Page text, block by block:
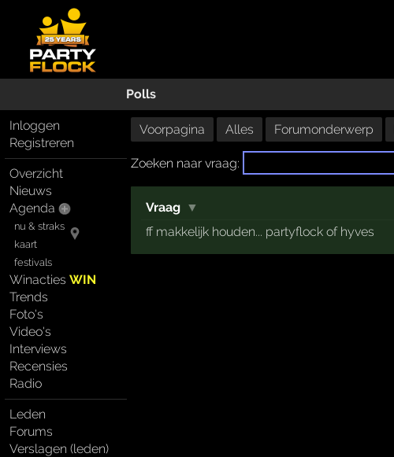
Polls
Inloggen
Registreren
Overzicht
Nieuws
Agenda
nu & straks
kaart
festivals
WinactiesWIN
Trends
Foto's
Video's
Interviews
Recensies
Radio
Leden
Forums
Verslagen (leden)
Voorpagina Alles Forumonderwerp
Zoeken naar vraag:
Vraag ▼
ff makkelijk houden... partyflock of hyves